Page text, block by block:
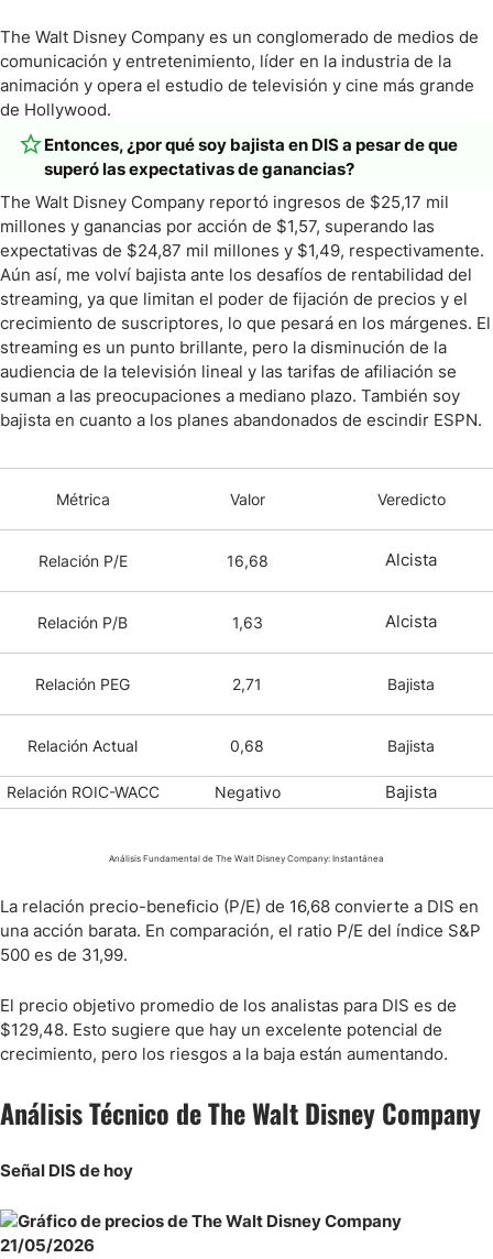
The Walt Disney Company es un conglomerado de medios de
comunicación y entretenimiento, líder en la industria de la
animación y opera el estudio de televisión y cine más grande
de Hollywood.
Entonces, ¿por qué soy bajista en DIS a pesar de que
superó las expectativas de ganancias?
The Walt Disney Company reportó ingresos de $25,17 mil
millones y ganancias por acción de $1,57, superando las
expectativas de $24,87 mil millones y $1,49, respectivamente.
Aún así, me volví bajista ante los desafíos de rentabilidad del
streaming, ya que limitan el poder de fijación de precios y el
crecimiento de suscriptores, lo que pesará en los márgenes. El
streaming es un punto brillante, pero la disminución de la
audiencia de la televisión lineal y las tarifas de afiliación se
suman a las preocupaciones a mediano plazo. También soy
bajista en cuanto a los planes abandonados de escindir ESPN.
Métrica Valor Veredicto
Relación P/E 16,68 Alcista
Relación P/B 1,63 Alcista
Relación PEG 2,71 Bajista
Relación Actual 0,68 Bajista
Relación ROIC-WACC Negativo Bajista
Análisis Fundamental de The Walt Disney Company: Instantánea
La relación precio-beneficio (P/E) de 16,68 convierte a DIS en
una acción barata. En comparación, el ratio P/E del índice S&P
500 es de 31,99.
El precio objetivo promedio de los analistas para DIS es de
$129,48. Esto sugiere que hay un excelente potencial de
crecimiento, pero los riesgos a la baja están aumentando.
Análisis Técnico de The Walt Disney Company
Señal DIS de hoy